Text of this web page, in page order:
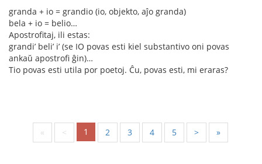
granda + io = grandio (io, objekto, aĵo granda)
bela + io = belio…
Apostrofitaj, ili estas:
grandi’ beli’ i’ (se IO povas esti kiel substantivo oni povas
ankaŭ apostrofi ĝin)…
Tio povas esti utila por poetoj. Ĉu, povas esti, mi eraras?
« < 1 2 3 4 5 > »